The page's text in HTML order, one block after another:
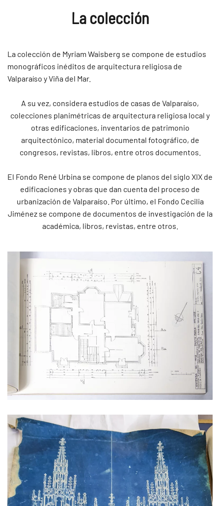
La colección
La colección de Myriam Waisberg se compone de estudios
monográficos inéditos de arquitectura religiosa de
Valparaíso y Viña del Mar.
A su vez, considera estudios de casas de Valparaíso,
colecciones planimétricas de arquitectura religiosa local y
otras edificaciones, inventarios de patrimonio
arquitectónico, material documental fotográfico, de
congresos, revistas, libros, entre otros documentos.
El Fondo René Urbina se compone de planos del siglo XIX de
edificaciones y obras que dan cuenta del proceso de
urbanización de Valparaíso. Por último, el Fondo Cecilia
Jiménez se compone de documentos de investigación de la
académica, libros, revistas, entre otros.